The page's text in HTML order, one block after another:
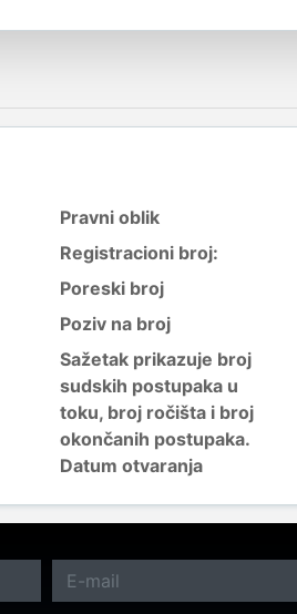
Pravni oblik
Registracioni broj:
Poreski broj
Poziv na broj
Sažetak prikazuje broj
sudskih postupaka u
toku, broj ročišta i broj
okončanih postupaka.
Datum otvaranja